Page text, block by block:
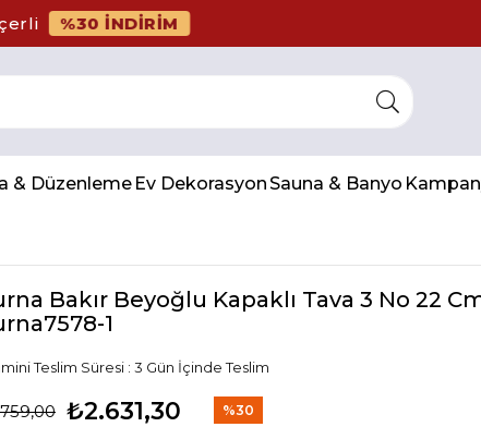
%30 İNDİRİM
& Düzenleme Ev DekorasyonSauna & Banyo
Bakır Beyoğlu Kapaklı Tava 3 No 22
1
Teslim Süresi : 3 Gün İçinde Teslim
₺2.631,30 %30